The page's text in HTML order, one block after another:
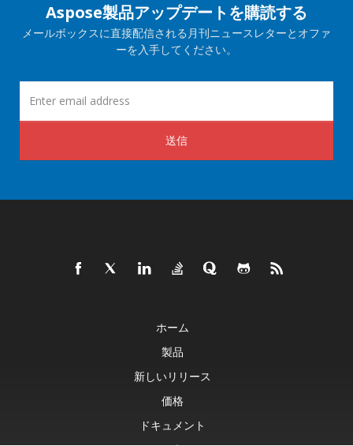
Aspose製品アップデートを購読する
メールボックスに直接配信される月刊ニュースレターとオファ
ーを入手してください。
送信
ホーム
製品
新しいリリース
価格
ドキュメント